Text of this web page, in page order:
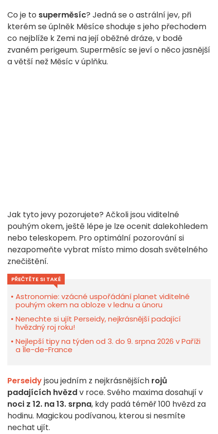
Co je to superměsíc? Jedná se o astrální jev, při
kterém se úplněk Měsíce shoduje s jeho přechodem
co nejblíže k Zemi na její oběžné dráze, v bodě
zvaném perigeum. Superměsíc se jeví o něco jasnější
a větší než Měsíc v úplňku.
Jak tyto jevy pozorujete? Ačkoli jsou viditelné
pouhým okem, ještě lépe je lze ocenit dalekohledem
nebo teleskopem. Pro optimální pozorování si
nezapomeňte vybrat místo mimo dosah světelného
znečištění.
PŘEČTĚTE SI TAKÉ
Astronomie: vzácné uspořádání planet viditelné
pouhým okem na obloze v lednu a únoru
Nenechte si ujít Perseidy, nejkrásnější padající
hvězdný roj roku!
Nejlepší tipy na týden od 3. do 9. srpna 2026 v Paříži
a Île-de-France
Perseidyjsou jedním z nejkrásnějších rojů
padajících hvězdv roce. Svého maxima dosahují v
noci z 12. na 13. srpna, kdy padá téměř 100 hvězd za
hodinu. Magickou podívanou, kterou si nesmíte
nechat ujít.